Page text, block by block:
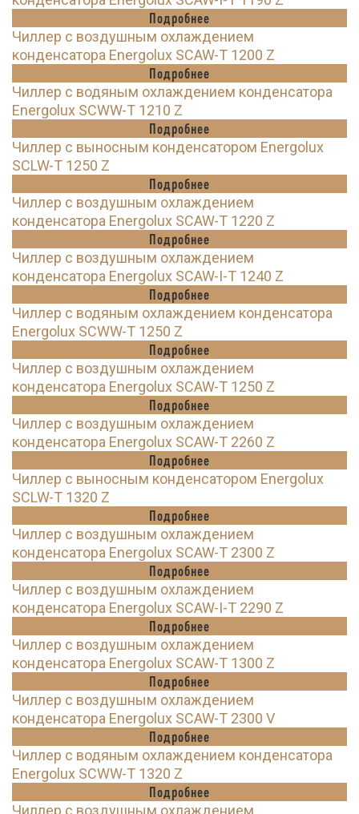
Подробнее
Чиллер с воздушным охлаждением
конденсатора Energolux SCAW-T 1200 Z
Подробнее
Чиллер с водяным охлаждением конденсатора
Energolux SCWW-T 1210 Z
Подробнее
Чиллер с выносным конденсатором Energolux
SCLW-T 1250 Z
Подробнее
Чиллер с воздушным охлаждением
конденсатора Energolux SCAW-T 1220 Z
Подробнее
Чиллер с воздушным охлаждением
конденсатора Energolux SCAW-I-T 1240 Z
Подробнее
Чиллер с водяным охлаждением конденсатора
Energolux SCWW-T 1250 Z
Подробнее
Чиллер с воздушным охлаждением
конденсатора Energolux SCAW-T 1250 Z
Подробнее
Чиллер с воздушным охлаждением
конденсатора Energolux SCAW-T 2260 Z
Подробнее
Чиллер с выносным конденсатором Energolux
SCLW-T 1320 Z
Подробнее
Чиллер с воздушным охлаждением
конденсатора Energolux SCAW-T 2300 Z
Подробнее
Чиллер с воздушным охлаждением
конденсатора Energolux SCAW-I-T 2290 Z
Подробнее
Чиллер с воздушным охлаждением
конденсатора Energolux SCAW-T 1300 Z
Подробнее
Чиллер с воздушным охлаждением
конденсатора Energolux SCAW-T 2300 V
Подробнее
Чиллер с водяным охлаждением конденсатора
Energolux SCWW-T 1320 Z
Подробнее
Чиллер с воздушным охлаждением